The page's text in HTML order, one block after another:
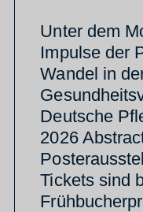
Unter dem
Impulse der
Wandel in
Deutsche
2026
Tickets sind